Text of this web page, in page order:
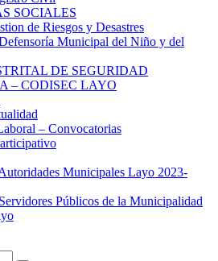
SOCIALES
de Riesgos y Desastres
Municipal del Niño y del
DE SEGURIDAD
– CODISEC LAYO
– Convocatorias
Municipales Layo 2023-
Públicos de la Municipalidad